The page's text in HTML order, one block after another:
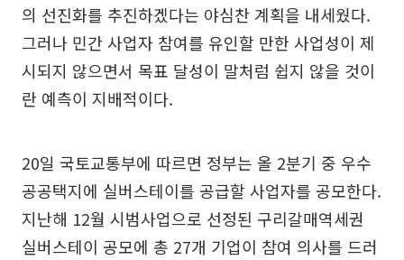
의 선진화를 추진하겠다는 야심찬 계획을 내세웠다.
그러나 민간 사업자 참여를 유인할 만한 사업성이 제
시되지 않으면서 목표 달성이 말처럼 쉽지 않을 것이
란 예측이 지배적이다.
20일 국토교통부에 따르면 정부는 올 2분기 중 우수
공공택지에 실버스테이를 공급할 사업자를 공모한다.
지난해 12월 시범사업으로 선정된 구리갈매역세권
실버스테이 공모에 총 27개 기업이 참여 의사를 드러